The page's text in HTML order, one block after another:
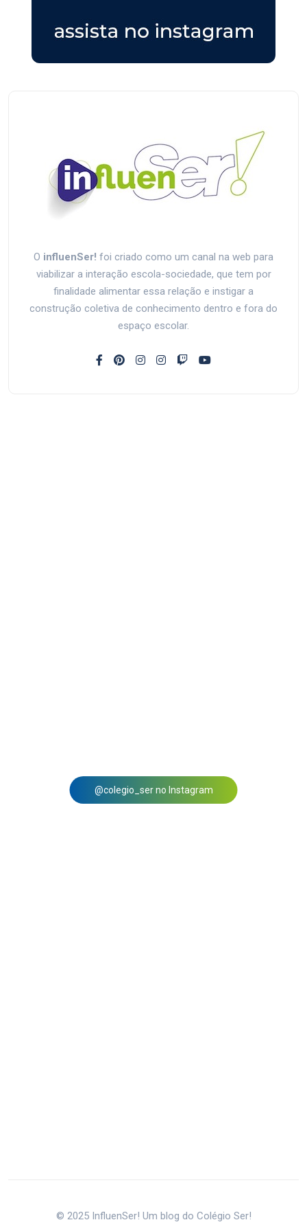
O influenSer! foi criado como um canal na web para
viabilizar a interação escola-sociedade, que tem por
finalidade alimentar essa relação e instigar a
construção coletiva de conhecimento dentro e fora do
espaço escolar.
@colegio_ser no Instagram
© 2025 InfluenSer! Um blog do Colégio Ser!